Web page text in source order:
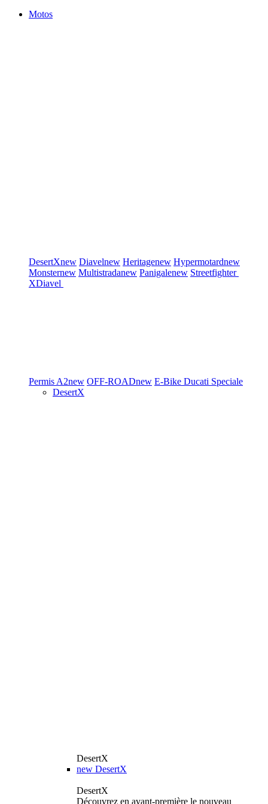
Motos
DesertXnew Diavelnew Heritagenew Hypermotardnew
Monsternew Multistradanew Panigalenew Streetfighter
XDiavel
Permis A2new OFF-ROADnew E-Bike Ducati Speciale
DesertX
DesertX
new DesertX
DesertX
Découvrez en avant-première le nouveau